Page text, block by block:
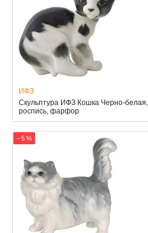
ИФЗ
Скульптура ИФЗ Кошка Черно-
роспись, фарфор
− 5 %